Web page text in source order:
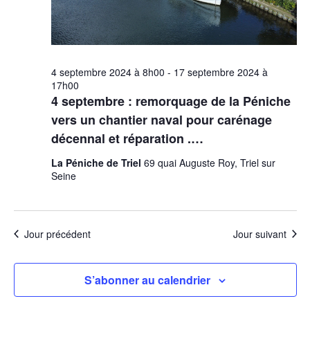
4 septembre : remorquage de la Péniche
vers un chantier naval pour carénage
décennal et réparation .…
4 septembre 2024 à 8h00 - 17 septembre 2024 à
17h00
La Péniche de Triel 69 quai Auguste Roy, Triel sur
Seine
Jour précédent Jour suivant
S’abonner au calendrier